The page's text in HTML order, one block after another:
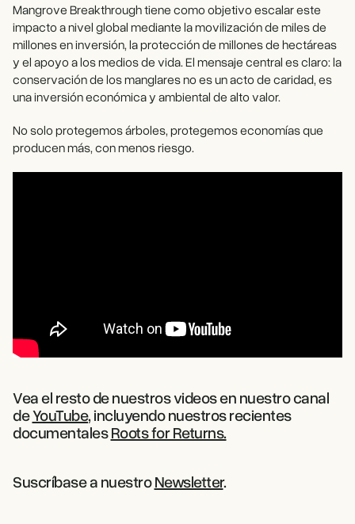
Mangrove Breakthrough tiene como objetivo escalar este
impacto a nivel global mediante la movilización de miles de
millones en inversión, la protección de millones de hectáreas
y el apoyo a los medios de vida. El mensaje central es claro: la
conservación de los manglares no es un acto de caridad, es
una inversión económica y ambiental de alto valor.
No solo protegemos árboles, protegemos economías que
producen más, con menos riesgo.
Vea el resto de nuestros videos en nuestro canal
deYouTube, incluyendo nuestros recientes
documentalesRoots for Returns.
Suscríbase a nuestroNewsletter.